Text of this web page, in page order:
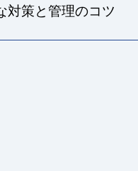
対策と管理のコツ